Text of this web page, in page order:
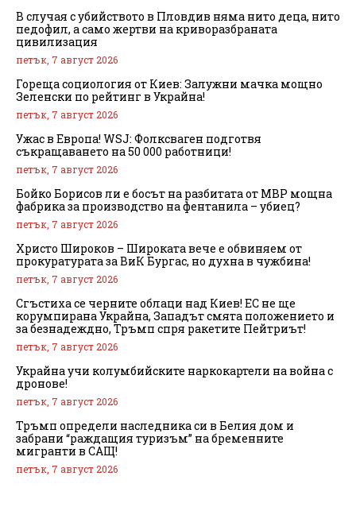
В случая с убийството в Пловдив няма нито деца, нито
педофил, а само жертви на криворазбраната
цивилизация
петък, 7 август 2026
Гореща социология от Киев: Залужни мачка мощно
Зеленски по рейтинг в Украйна!
петък, 7 август 2026
Ужас в Европа! WSJ: Фолксваген подготвя
съкращаването на 50 000 работници!
петък, 7 август 2026
Бойко Борисов ли е босът на разбитата от МВР мощна
фабрика за производство на фентанила – убиец?
петък, 7 август 2026
Христо Широков – Широката вече е обвиняем от
прокуратурата за ВиК Бургас, но духна в чужбина!
петък, 7 август 2026
Сгъстиха се черните облаци над Киев! ЕС не ще
корумпирана Украйна, Западът смята положението и
за безнадеждно, Тръмп спря ракетите Пейтриът!
петък, 7 август 2026
Украйна учи колумбийските наркокартели на война с
дронове!
петък, 7 август 2026
Тръмп определи наследника си в Белия дом и
забрани “раждащия туризъм” на бременните
мигранти в САЩ!
петък, 7 август 2026